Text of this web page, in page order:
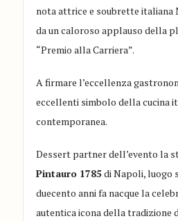
nota attrice e soubrette italiana
da un caloroso applauso della
“Premio alla Carriera”.
A firmare l’eccellenza
eccellenti simbolo della cucina
contemporanea.
Dessert partner dell’evento la
Pintauro 1785di Napoli, luogo
duecento anni fa nacque la
autentica icona della tradizione